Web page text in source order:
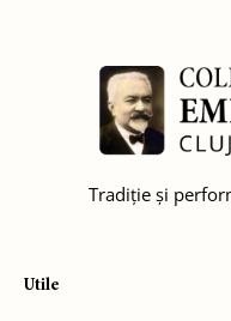
Tradiție și
Utile